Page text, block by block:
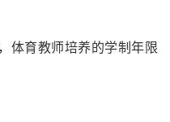
体育教师培养的学制年限